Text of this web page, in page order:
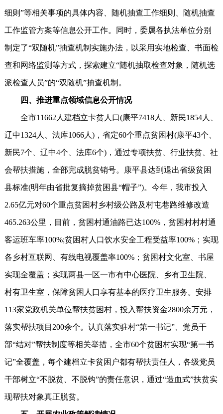
细则”等相关事项的具体内容、随机抽查工作细则、随机抽查
工作监管方案等信息公开工作。同时，委属各执法单位分别
制定了“双随机”抽查机制实施办法，以采用实地检查、书面检
查和网络监测等方式，探索建立“随机抽取检查对象，随机选
派检查人员”的“双随机”抽查机制。
四、推进重点领域信息公开情况
全市11662人建档立卡贫人口(康平7418人、新民1854人、
辽中1324人、法库1066人)，省定60个重点贫困村(康平43个、
新民7个、辽中4个、法库6个)，通过专项扶贫、行业扶贫、社
会帮扶措施，全部完成脱贫销号。康平县达到退出省级贫困
县标准(明年由省批复摘掉贫困县“帽子”)。今年，我市投入
2.65亿元对60个重点贫困村乡村级公路及村屯巷路维修改造
465.263公里，目前，贫困村通油路已达100%，贫困村村村通
客运班车率100%;贫困村人口饮水安全工程受益率100%；实现
各乡村互联网、有线电视覆盖率100%；贫困村文化室、书屋
实现全覆盖；实现两县一区一市有中心医院、乡有卫生院、
村有卫生室，保障贫困人口享有基本的医疗卫生服务。安排
113家党政机关单位帮扶贫困村，投入帮扶资金2800余万元，
落实帮扶项目200余个。认真落实驻村“第一书记”、党员干
部“结对”帮扶制度等相关举措，全市60个贫困村实现“第一书
记”全覆盖，每个建档立卡贫困户都有帮扶责任人，各级党员
干部树立“不脱贫、不脱钩”的责任意识，通过“造血式”扶贫实
现帮扶对象真正脱贫。